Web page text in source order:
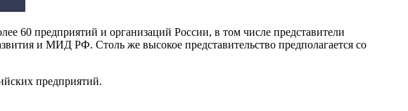
60 предприятий и организаций России, в том числе представители
и МИД РФ. Столь же высокое представительство предполагается со
предприятий.